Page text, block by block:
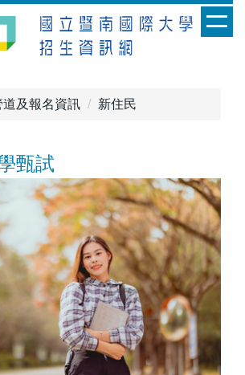
道及報名資訊 新住民
甄試